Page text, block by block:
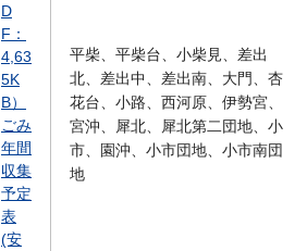
D
F：
4,63
5K
B）
ごみ
年間
収集
予定
表
(安
平柴、平柴台、小柴見、差出
北、差出中、差出南、大門、杏
花台、小路、西河原、伊勢宮、
宮沖、犀北、犀北第二団地、小
市、園沖、小市団地、小市南団
地